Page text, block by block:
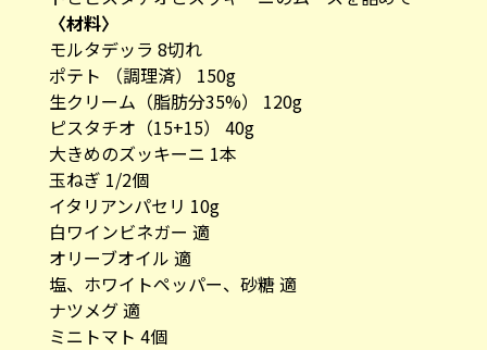
〈材料〉
モルタデッラ 8切れ
ポテト （調理済） 150g
生クリーム（脂肪分35%） 120g
ピスタチオ（15+15） 40g
大きめのズッキーニ 1本
玉ねぎ 1/2個
イタリアンパセリ 10g
白ワインビネガー 適
オリーブオイル 適
塩、ホワイトペッパー、砂糖 適
ナツメグ 適
ミニトマト 4個